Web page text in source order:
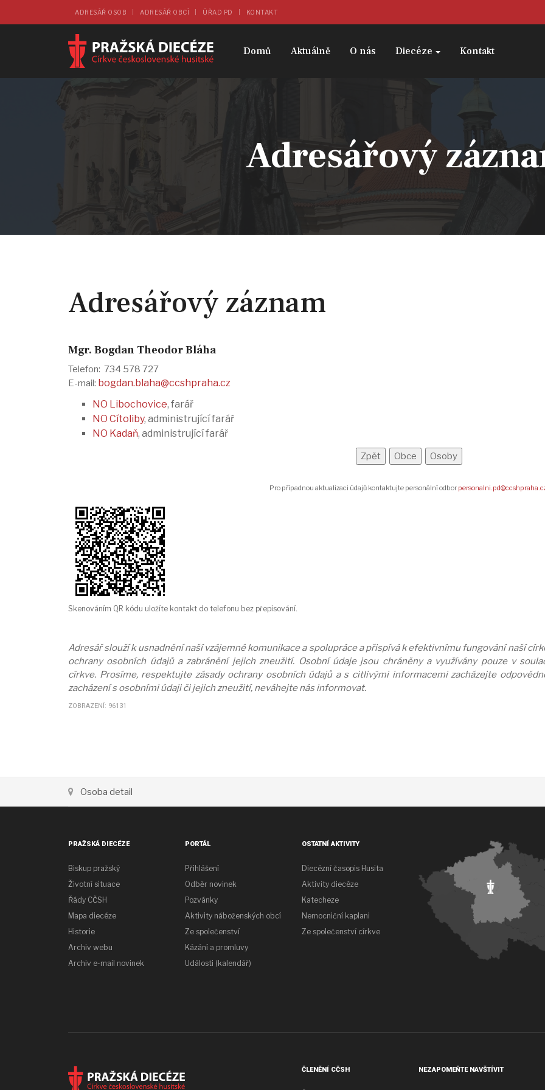
ADRESÁŘ OSOB ADRESÁŘ OBCÍ ÚŘAD PD KONTAKT
Domů Aktuálně O nás Diecéze Kontakt
Adresářový
Adresářový záznam
Mgr. Bogdan Theodor Bláha
Telefon: 734 578 727
E-mail: bogdan.blaha@ccshpraha.cz
NO Libochovice, farář
NO Cítoliby, administrující farář
NO Kadaň, administrující farář
Pro případnou aktualizaci údajů kontaktujte personální odbor
Skenováním QR kódu uložíte kontakt do telefonu bez přepisování.
Adresář slouží k usnadnění naší vzájemné komunikace a spolupráce a přispívá k efektivnímu fungování naší
ochrany osobních údajů a zabránění jejich zneužití. Osobní údaje jsou chráněny a využívány pouze v
církve. Prosíme, respektujte zásady ochrany osobních údajů a s citlivými informacemi zacházejte
zacházení s osobními údaji či jejich zneužití, neváhejte nás informovat.
ZOBRAZENÍ: 96131
Osoba detail
PRAŽSKÁ DIECÉZE
Biskup pražský
Životní situace
Řády CČSH
Mapa diecéze
Historie
Archiv webu
Archiv e-mail novinek
PORTÁL
Přihlášení
Odběr novinek
Pozvánky
Aktivity náboženských obcí
Ze společenství
Kázání a promluvy
Události (kalendář)
OSTATNÍ AKTIVITY
Diecézní časopis Husita
Aktivity diecéze
Katecheze
Nemocniční kaplani
Ze společenství církve
ČLENĚNÍ CČSH NEZAPOMEŇTE NAVŠTÍVIT